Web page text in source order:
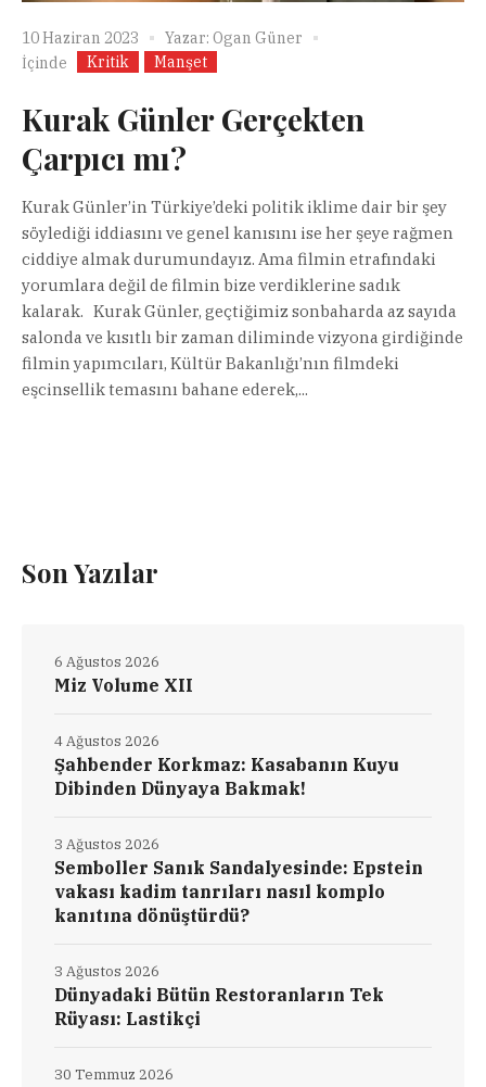
10 Haziran 2023 Yazar: Ogan Güner
İçinde
Kritik Manşet
Kurak Günler Gerçekten
Çarpıcı mı?
Kurak Günler’in Türkiye’deki politik iklime dair bir şey
söylediği iddiasını ve genel kanısını ise her şeye rağmen
ciddiye almak durumundayız. Ama filmin etrafındaki
yorumlara değil de filmin bize verdiklerine sadık
kalarak. Kurak Günler, geçtiğimiz sonbaharda az sayıda
salonda ve kısıtlı bir zaman diliminde vizyona girdiğinde
filmin yapımcıları, Kültür Bakanlığı’nın filmdeki
eşcinsellik temasını bahane ederek,...
Son Yazılar
Miz Volume XII
6 Ağustos 2026
Şahbender Korkmaz: Kasabanın Kuyu
Dibinden Dünyaya Bakmak!
4 Ağustos 2026
Semboller Sanık Sandalyesinde: Epstein
vakası kadim tanrıları nasıl komplo
kanıtına dönüştürdü?
3 Ağustos 2026
Dünyadaki Bütün Restoranların Tek
Rüyası: Lastikçi
3 Ağustos 2026
30 Temmuz 2026